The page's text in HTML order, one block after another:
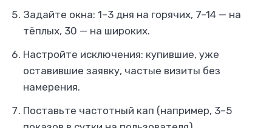
Задайте окна: 1–3 дня на горячих, 7–14 — на
тёплых, 30 — на широких.
Настройте исключения: купившие, уже
оставившие заявку, частые визиты без
намерения.
Поставьте частотный кап (например, 3–5